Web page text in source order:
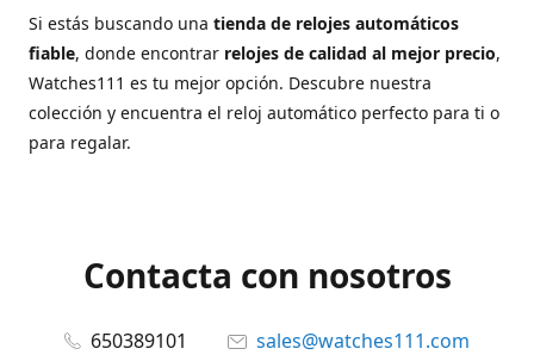
Si estás buscando una tienda de relojes automáticos
fiable, donde encontrar relojes de calidad al mejor precio,
Watches111 es tu mejor opción. Descubre nuestra
colección y encuentra el reloj automático perfecto para ti o
para regalar.
Contacta con nosotros
650389101
sales@watches111.com